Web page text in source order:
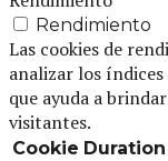
Rendimiento
Las cookies de
analizar los
que ayuda a
visitantes.
Cookie Duration